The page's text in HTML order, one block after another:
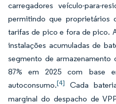
carregadores veículo-para-
permitindo que proprietários
tarifas de pico e fora de pico.
instalações acumuladas de
segmento de
87% em 2025 com base
autoconsumo.[4]
Cada
marginal do despacho de